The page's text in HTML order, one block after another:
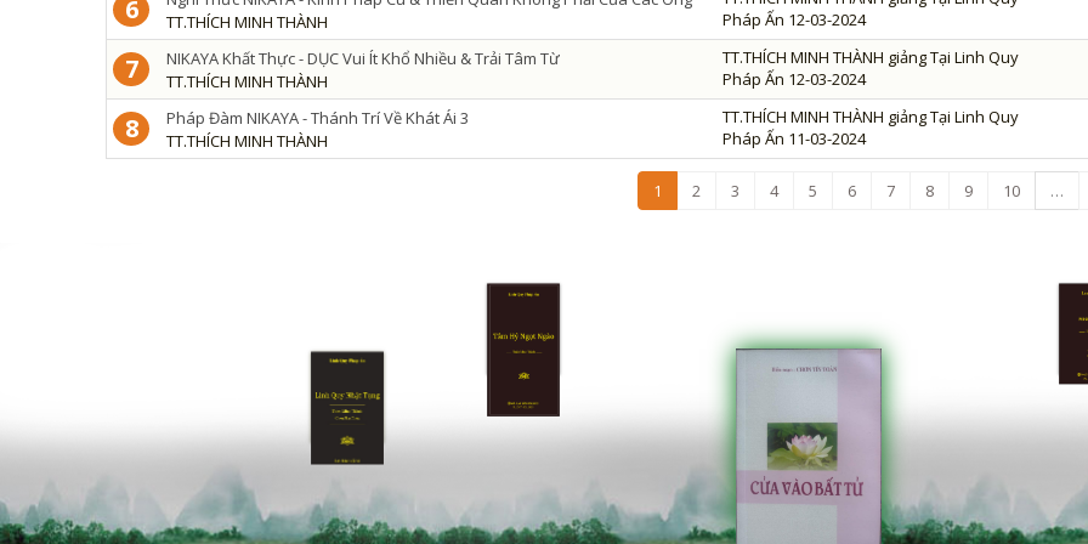
6
TT.THÍCH MINH THÀNH
Pháp Ấn 12-03-2024
7
NIKAYA Khất Thực - DỤC Vui Ít Khổ Nhiều & Trải Tâm Từ
TT.THÍCH MINH THÀNH
TT.THÍCH MINH THÀNH giảng Tại Linh Quy
Pháp Ấn 12-03-2024
8
Pháp Đàm NIKAYA - Thánh Trí Về Khát Ái 3
TT.THÍCH MINH THÀNH
TT.THÍCH MINH THÀNH giảng Tại Linh Quy
Pháp Ấn 11-03-2024
1 2 3 4 5 6 7 8 9 10 …